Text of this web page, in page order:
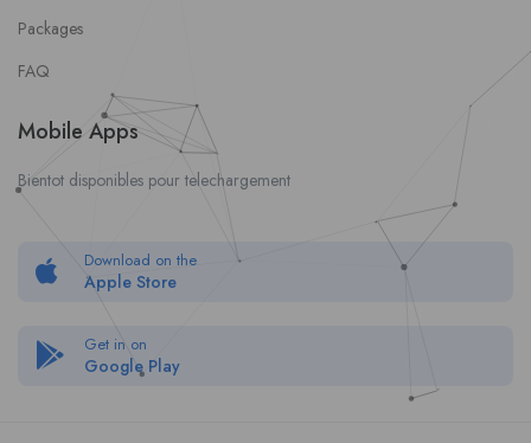
Packages
FAQ
Mobile Apps
Bientot disponibles pour telechargement
Download on the
Apple Store
Get in on
Google Play